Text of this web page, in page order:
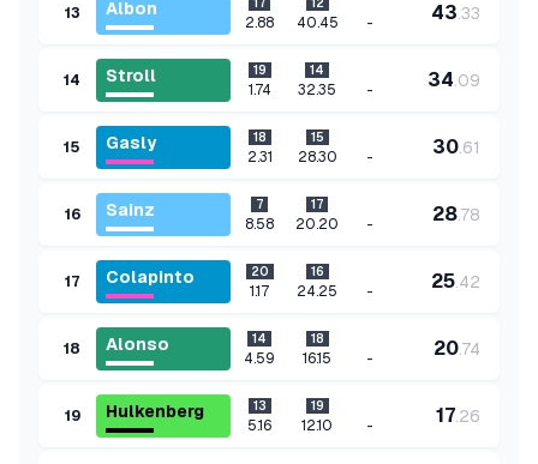
13 Albon 17
2.88
12
40.45 - 43.33
14 Stroll 19
1.74
14
32.35 - 34.09
15 Gasly 18
2.31
15
28.30 - 30.61
16 Sainz 7
8.58
17
20.20 - 28.78
17 Colapinto 20
1.17
16
24.25 - 25.42
18 Alonso 14
4.59
18
16.15 - 20.74
19 Hulkenberg 13
5.16
19
12.10 - 17.26